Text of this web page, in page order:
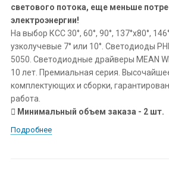
светового потока, еще меньше
электроэнергии!
На выбор КСС 30°, 60°, 90°, 137°x80°,
узколучевые 7° или 10°. Светодиоды
5050. Светодиодные драйверы MEAN
10 лет. Премиальная серия.
комплектующих и сборки,
работа.
Минимальный объем заказа - 2 шт.
Подробнее